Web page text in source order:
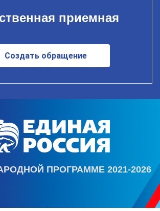
приемная
Создать обращение
ПРОГРАММЕ 2021-2026